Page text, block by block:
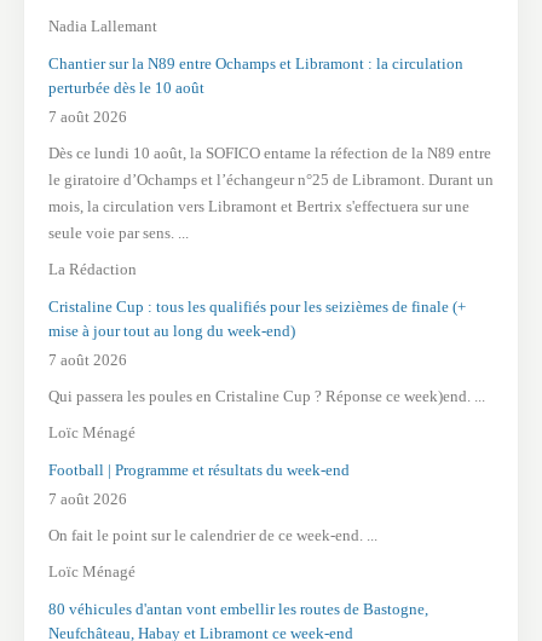
Nadia Lallemant
Chantier sur la N89 entre Ochamps et Libramont : la circulation
perturbée dès le 10 août
7 août 2026
Dès ce lundi 10 août, la SOFICO entame la réfection de la N89 entre
le giratoire d’Ochamps et l’échangeur n°25 de Libramont. Durant un
mois, la circulation vers Libramont et Bertrix s'effectuera sur une
seule voie par sens. ...
La Rédaction
Cristaline Cup : tous les qualifiés pour les seizièmes de finale (+
mise à jour tout au long du week-end)
7 août 2026
Qui passera les poules en Cristaline Cup ? Réponse ce week)end. ...
Loïc Ménagé
Football | Programme et résultats du week-end
7 août 2026
On fait le point sur le calendrier de ce week-end. ...
Loïc Ménagé
80 véhicules d'antan vont embellir les routes de Bastogne,
Neufchâteau, Habay et Libramont ce week-end